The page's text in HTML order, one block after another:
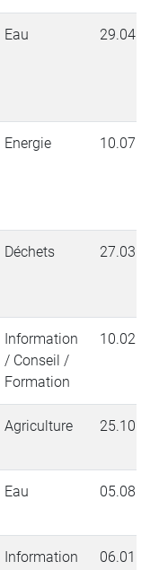
Eau
Energie
Déchets
Information
/ Conseil /
Formation
Agriculture
Eau
Information